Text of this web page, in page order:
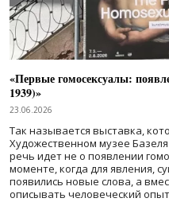
«Первые гомосексуалы:
1939)»
23.06.2026
Так называется выставка,
Художественном музее
речь идет не о появлении
моменте, когда для явления,
появились новые слова, а
описывать человеческий